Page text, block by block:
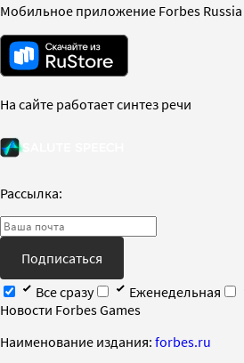
Мобильное приложение Forbes
На сайте работает синтез речи
Рассылка:
Подписаться
Все сразу
Еженедельная
Новости Forbes Games
Наименование издания: forbes.ru